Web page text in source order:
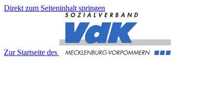
Direkt zum Seiteninhalt springen
Zur Startseite des